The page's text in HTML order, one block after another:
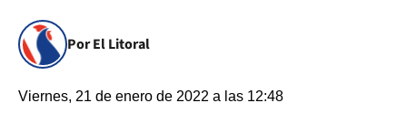
Por El Litoral
Viernes, 21 de enero de 2022 a las 12:48